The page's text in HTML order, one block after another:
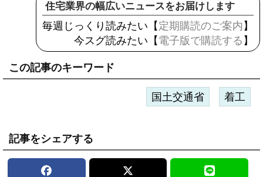
住宅業界の幅広いニュースをお届けします
毎週じっくり読みたい【 定期購読のご案内 】
今スグ読みたい【 電子版で購読する 】
この記事のキーワード
国土交通省 着工
記事をシェアする